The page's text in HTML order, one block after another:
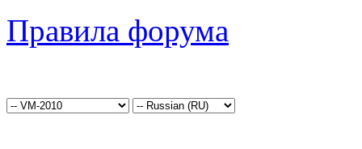
Правила форума